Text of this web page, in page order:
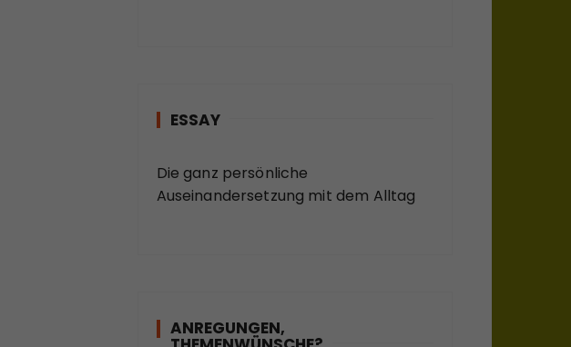
ESSAY
Die ganz persönliche
Auseinandersetzung mit dem Alltag
ANREGUNGEN,